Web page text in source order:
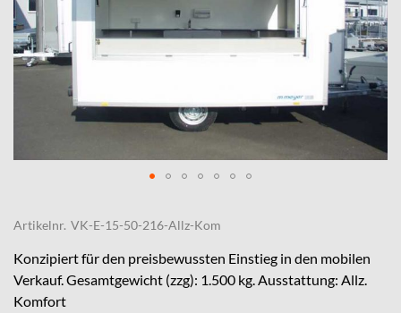
gallery
the
beginning
of
the
images
Artikelnr. VK-E-15-50-216-Allz-Kom
Konzipiert für den preisbewussten Einstieg in den mobilen
Verkauf. Gesamtgewicht (zzg): 1.500 kg. Ausstattung: Allz.
Komfort